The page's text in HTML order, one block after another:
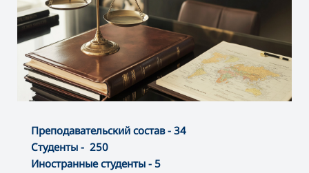
Преподавательский состав - 34
Студенты - 250
Иностранные студенты - 5